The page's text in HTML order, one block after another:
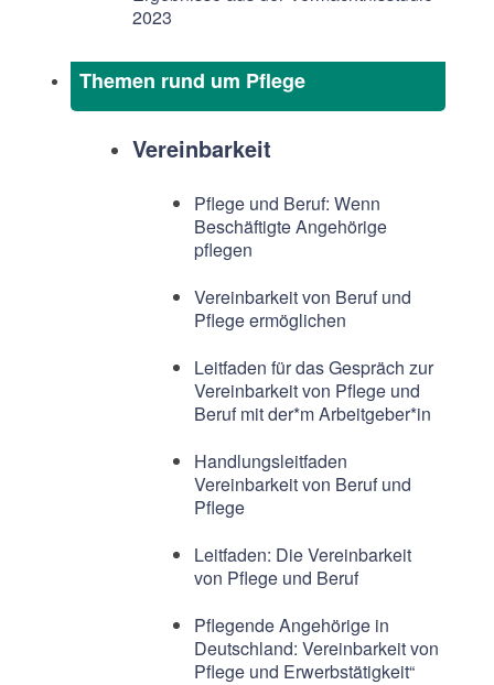
2023
Themen rund um Pflege
Vereinbarkeit
Pflege und Beruf: Wenn
Beschäftigte Angehörige
pflegen
Vereinbarkeit von Beruf und
Pflege ermöglichen
Leitfaden für das Gespräch zur
Vereinbarkeit von Pflege und
Beruf mit der*m Arbeitgeber*in
Handlungsleitfaden
Vereinbarkeit von Beruf und
Pflege
Leitfaden: Die Vereinbarkeit
von Pflege und Beruf
Pflegende Angehörige in
Deutschland: Vereinbarkeit von
Pflege und Erwerbstätigkeit“